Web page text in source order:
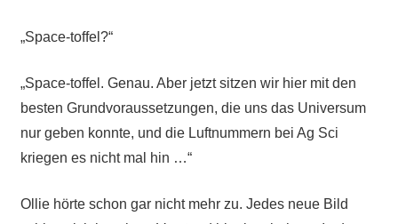
„Space-toffel?“
„Space-toffel. Genau. Aber jetzt sitzen wir hier mit den
besten Grundvoraussetzungen, die uns das Universum
nur geben konnte, und die Luftnummern bei Ag Sci
kriegen es nicht mal hin …“
Ollie hörte schon gar nicht mehr zu. Jedes neue Bild